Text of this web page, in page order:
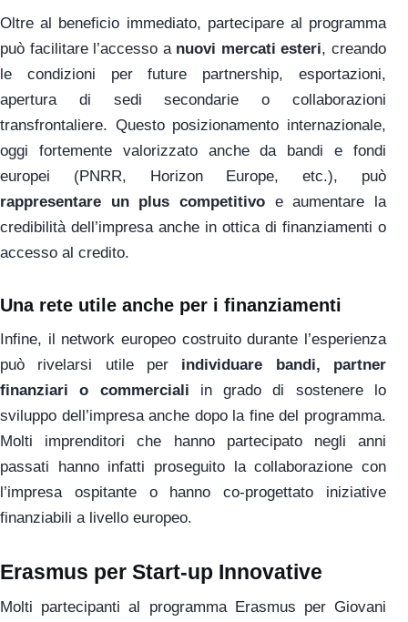
Oltre al beneficio immediato, partecipare al programma
può facilitare l’accesso a nuovi mercati esteri, creando
le condizioni per future partnership, esportazioni,
apertura di sedi secondarie o collaborazioni
transfrontaliere. Questo posizionamento internazionale,
oggi fortemente valorizzato anche da bandi e fondi
europei (PNRR, Horizon Europe, etc.), può
rappresentare un plus competitivo e aumentare la
credibilità dell’impresa anche in ottica di finanziamenti o
accesso al credito.
Una rete utile anche per i finanziamenti
Infine, il network europeo costruito durante l’esperienza
può rivelarsi utile per individuare bandi, partner
finanziari o commerciali in grado di sostenere lo
sviluppo dell’impresa anche dopo la fine del programma.
Molti imprenditori che hanno partecipato negli anni
passati hanno infatti proseguito la collaborazione con
l’impresa ospitante o hanno co-progettato iniziative
finanziabili a livello europeo.
Erasmus per Start-up Innovative
Molti partecipanti al programma Erasmus per Giovani